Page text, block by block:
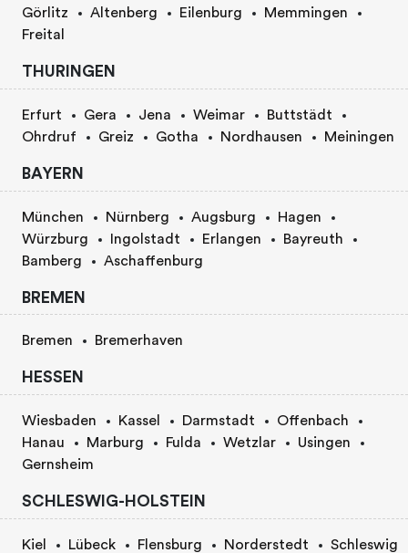
Görlitz
Altenberg Eilenburg
Memmingen
Freital
THURINGEN
Erfurt Gera Jena Weimar
Buttstädt
Ohrdruf
Greiz Gotha Nordhausen Meiningen
BAYERN
München Nürnberg Augsburg
Hagen
Würzburg
Ingolstadt Erlangen
Bayreuth
Bamberg
Aschaffenburg
BREMEN
Bremen Bremerhaven
HESSEN
Wiesbaden Kassel Darmstadt
Offenbach
Hanau
Marburg Fulda Wetzlar
Usingen
Gernsheim
SCHLESWIG-HOLSTEIN
Kiel Lübeck Flensburg Norderstedt Schleswig